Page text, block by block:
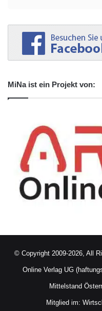
MiNa ist ein Projekt von:
© Copyright 2009-2026, All
Online Verlag UG
Mittelstand
Mitglied im: